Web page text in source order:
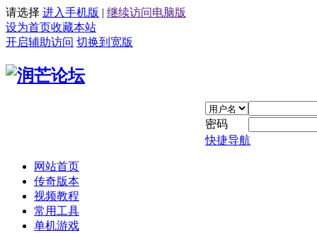
请选择 进入手机版 | 继续访问电脑版
设为首页收藏本站
开启辅助访问 切换到宽版
密码
快捷导航
网站首页
传奇版本
视频教程
常用工具
单机游戏